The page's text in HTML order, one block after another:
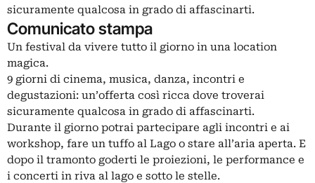
sicuramente qualcosa in grado di affascinarti.
Comunicato stampa
Un festival da vivere tutto il giorno in una location
magica.
9 giorni di cinema, musica, danza, incontri e
degustazioni: un’offerta così ricca dove troverai
sicuramente qualcosa in grado di affascinarti.
Durante il giorno potrai partecipare agli incontri e ai
workshop, fare un tuffo al Lago o stare all’aria aperta. E
dopo il tramonto goderti le proiezioni, le performance e
i concerti in riva al lago e sotto le stelle.